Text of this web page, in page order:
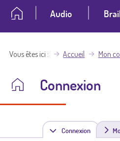
Audio
Vous êtes ici Accueil Mon
Connexion
Connexion(